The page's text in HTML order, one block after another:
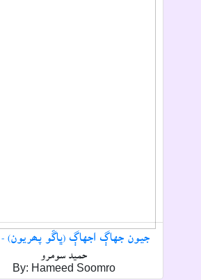
جيون جهاڳ اجهاڳ (ڀاڱو پھريون) - 2025
By: Hameed Soomro